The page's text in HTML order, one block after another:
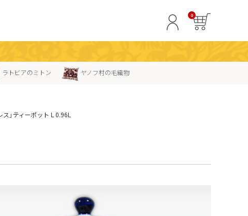
0
ラトビアのミトン ヤノフ村の毛織物
ス」ティーポット L 0.96L